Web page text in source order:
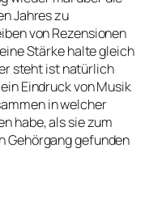
Jahres zu
von Rezensionen
Stärke halte gleich
steht ist natürlich
Eindruck von Musik
in welcher
habe, als sie zum
Gehörgang gefunden